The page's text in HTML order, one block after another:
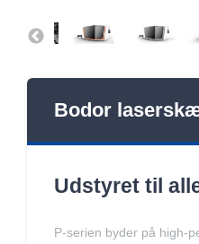
Bodor
Udstyret til
P-serien byder på high-